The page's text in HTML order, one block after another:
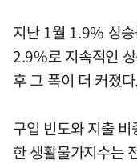
지난 1월 1.9% 상
2.9%로 지속적인
후 그 폭이 더 커졌다.
구입 빈도와 지출
한 생활물가지수는